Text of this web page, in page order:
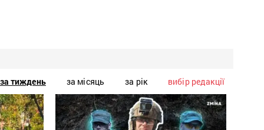
за тиждень за місяць за рік вибір редакції